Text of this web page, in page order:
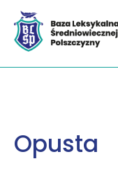
Opusta